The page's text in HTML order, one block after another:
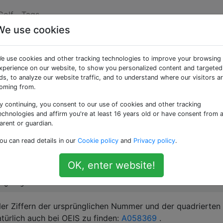
Tags
der Ziffern
ist eine interessante Zahl, weil die Summe der Ziffern
Zahl, oder:
Ziffern der ursprünglichen Nummer und der quadrierten
auch bei OEIS zu finden: A058369 .
use cookies
use cookies and other tracking technologies to improve your browsing
on our website, to show you personalized content and targeted
to analyze our website traffic, and to understand where our visitors
from.
continuing, you consent to our use of cookies and other tracking
and affirm you're at least 16 years old or have consent from a
or guardian.
can read details in our Cookie policy and Privacy policy.
OK, enter website!